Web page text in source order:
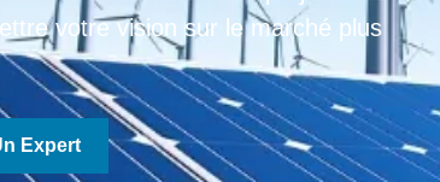
votre vision sur le marché plus
Expert